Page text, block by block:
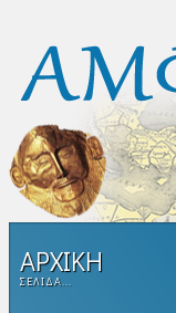
ΑΡΧΙΚΗ
ΣΕΛΊΔΑ...